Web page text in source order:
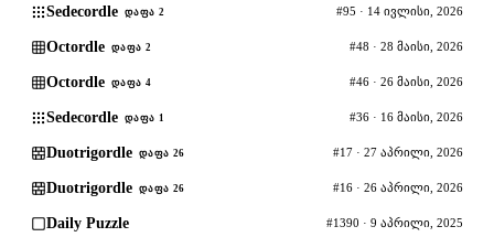
Sedecordle ᲓᲐᲤᲐ 2 #95 · 14 ივლისი, 2026
Octordle ᲓᲐᲤᲐ 2 #48 · 28 მაისი, 2026
Octordle ᲓᲐᲤᲐ 4 #46 · 26 მაისი, 2026
Sedecordle ᲓᲐᲤᲐ 1 #36 · 16 მაისი, 2026
Duotrigordle ᲓᲐᲤᲐ 26 #17 · 27 აპრილი, 2026
Duotrigordle ᲓᲐᲤᲐ 26 #16 · 26 აპრილი, 2026
Daily Puzzle #1390 · 9 აპრილი, 2025